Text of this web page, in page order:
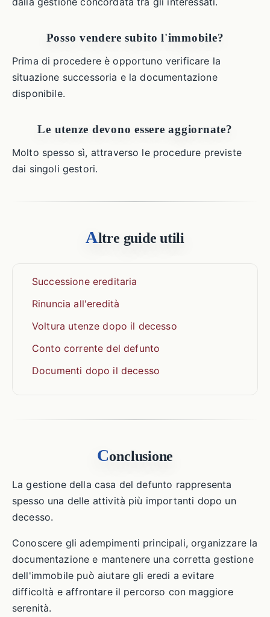
Posso vendere subito l'immobile?
Prima di procedere è opportuno verificare la
situazione successoria e la documentazione
disponibile.
Le utenze devono essere aggiornate?
Molto spesso sì, attraverso le procedure previste
dai singoli gestori.
Altre guide utili
Successione ereditaria
Rinuncia all'eredità
Voltura utenze dopo il decesso
Conto corrente del defunto
Documenti dopo il decesso
Conclusione
La gestione della casa del defunto rappresenta
spesso una delle attività più importanti dopo un
decesso.
Conoscere gli adempimenti principali, organizzare la
documentazione e mantenere una corretta gestione
dell'immobile può aiutare gli eredi a evitare
difficoltà e affrontare il percorso con maggiore
serenità.